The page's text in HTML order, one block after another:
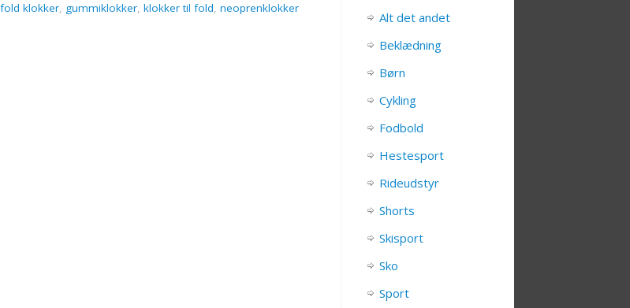
fold klokker, gummiklokker, klokker til fold, neoprenklokker
Alt det andet
Beklædning
Børn
Cykling
Fodbold
Hestesport
Rideudstyr
Shorts
Skisport
Sko
Sport